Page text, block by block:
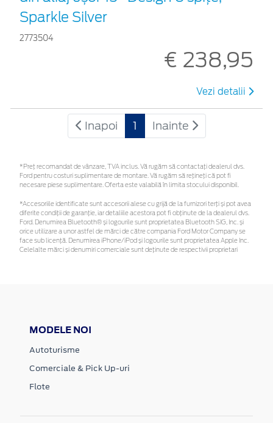
Sparkle Silver
2773504
€ 238,95
Vezi detalii
Inapoi 1 Inainte
*Preţ recomandat de vânzare, TVA inclus. Vă rugăm să contactaţi dealerul dvs.
Ford pentru costuri suplimentare de montare. Vă rugăm să rețineți că pot fi
necesare piese suplimentare. Oferta este valabilă în limita stocului disponibil.
*Accesoriile identificate sunt accesorii alese cu grijă de la furnizori terți și pot avea
diferite condiții de garanție, iar detaliile acestora pot fi obținute de la dealerul dvs.
Ford. Denumirea Bluetooth® și logourile sunt proprietatea Bluetooth SIG, Inc. și
orice utilizare a unor astfel de mărci de către compania Ford Motor Company se
face sub licență. Denumirea iPhone/iPod și logourile sunt proprietatea Apple Inc.
Celelalte mărci și denumiri comerciale sunt deținute de respectivii proprietari
MODELE NOI
Autoturisme
Comerciale & Pick Up-uri
Flote